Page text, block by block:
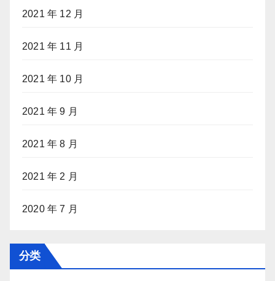
2021 年 12 月
2021 年 11 月
2021 年 10 月
2021 年 9 月
2021 年 8 月
2021 年 2 月
2020 年 7 月
分类